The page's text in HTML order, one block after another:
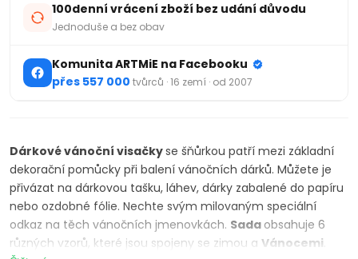
100denní vrácení zboží bez udání důvodu
Jednoduše a bez obav
Komunita ARTMiE na Facebooku
přes 557 000 tvůrců · 16 zemí · od 2007
Dárkové vánoční visačkyse šňůrkou patří mezi základní
dekorační pomůcky při balení vánočních dárků. Můžete je
přivázat na dárkovou tašku, láhev, dárky zabalené do papíru
nebo ozdobné fólie. Nechte svým milovaným speciální
odkaz na těch vánočních jmenovkách. Sada obsahuje 6
různých vzorů, které jsou spojeny se zimou a Vánocemi